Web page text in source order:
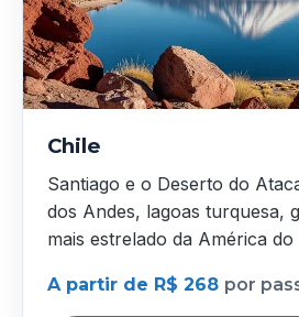
Chile
Santiago e o Deserto do
dos Andes, lagoas turquesa,
mais estrelado da América do
A partir de R$ 268 por